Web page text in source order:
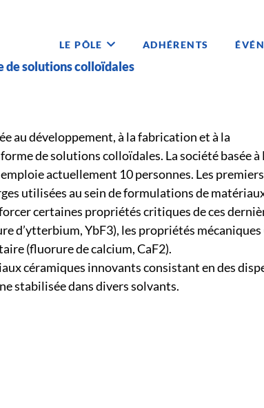
LE PÔLE ADHÉRENTS
de solutions colloïdales
au développement, à la fabrication et à la
de solutions colloïdales. La société basée à
actuellement 10 personnes. Les
utilisées au sein de formulations de
certaines propriétés critiques de ces
d’ytterbium, YbF3), les propriétés mécaniques
(fluorure de calcium, CaF2).
céramiques innovants consistant en des
stabilisée dans divers solvants.